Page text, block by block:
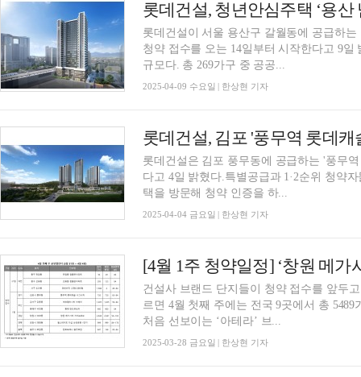
롯데건설이 서울 용산구 갈월동에 공급하
청약 접수를 오는 14일부터 시작한다고 9일
규모다. 총 269가구 중 공공...
2025-04-09 수요일 | 한상현 기자
롯데건설, 김포 '풍무역 롯데
롯데건설은 김포 풍무동에 공급하는 '풍무
다고 4일 밝혔다.특별공급과 1·2순위 청약
택을 방문해 청약 인증을 하...
2025-04-04 금요일 | 한상현 기자
건설사 브랜드 단지들이 청약 접수를 앞두
르면 4월 첫째 주에는 전국 9곳에서 총
처음 선보이는 ‘아테라’ 브...
2025-03-28 금요일 | 한상현 기자